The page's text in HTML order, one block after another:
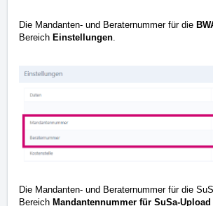
Die Mandanten- und Beraternummer für die
Bereich Einstellungen
Die Mandanten- und Beraternummer für die
Bereich Mandantennummer für SuSa-